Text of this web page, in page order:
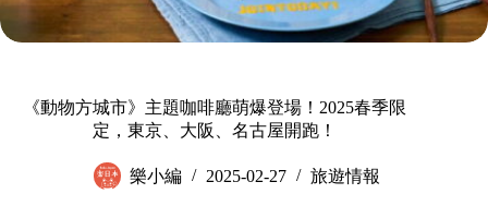
《動物方城市》主題咖啡廳萌爆登場！2025春季限
定，東京、大阪、名古屋開跑！
樂小編 2025-02-27 旅遊情報